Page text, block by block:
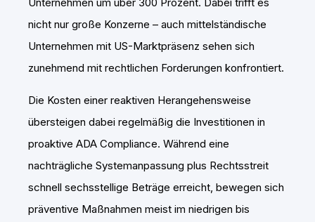
nicht nur große Konzerne – auch mittelständische
Unternehmen mit US-Marktpräsenz sehen sich
zunehmend mit rechtlichen Forderungen konfrontiert.
Die Kosten einer reaktiven Herangehensweise
übersteigen dabei regelmäßig die Investitionen in
proaktive ADA Compliance. Während eine
nachträgliche Systemanpassung plus Rechtsstreit
schnell sechsstellige Beträge erreicht, bewegen sich
präventive Maßnahmen meist im niedrigen bis